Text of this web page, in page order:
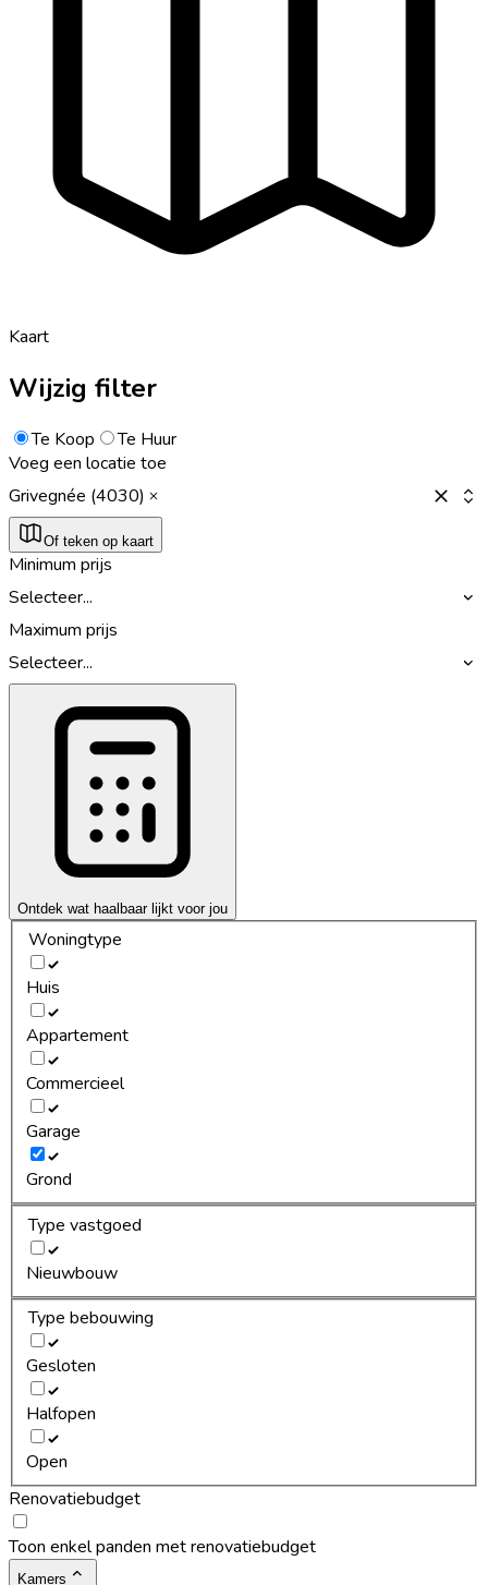
Kaart
Wijzig filter
Te Koop
Te Huur
Voeg een locatie toe
Grivegnée (4030)
Of teken op kaart
Minimum prijs
Selecteer...
Maximum prijs
Selecteer...
Ontdek wat haalbaar lijkt voor jou
Woningtype
Huis
Appartement
Commercieel
Garage
Grond
Type vastgoed
Nieuwbouw
Type bebouwing
Gesloten
Halfopen
Open
Renovatiebudget
Toon enkel panden met renovatiebudget
Kamers